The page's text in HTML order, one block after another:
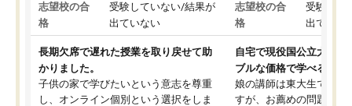
志望校の合
格
受験していない/結果が
出ていない
長期欠席で遅れた授業を取り戻せて助
かりました。
子供の家で学びたいという意志を尊重
し、オンライン個別という選択をしま
志望校の合
格
受験して
出ていな
自宅で現役国公立大学生
ブルな価格で学べる
娘の講師は東大生では無
すが、お薦めの問題集や